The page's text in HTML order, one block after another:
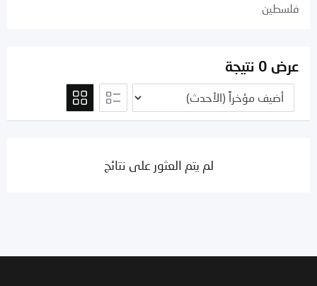
فلسطين
عرض 0 نتيجة
لم يتم العثور على نتائج